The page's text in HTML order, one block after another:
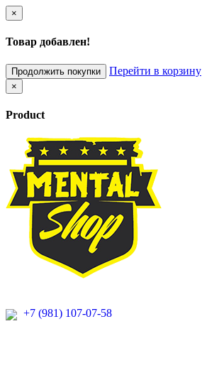
×
Товар добавлен!
Продолжить покупки Перейти в корзину
×
Product
+7 (981) 107-07-58